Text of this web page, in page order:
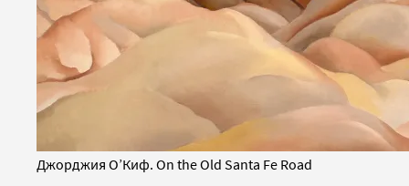
Джорджия О’Киф. On the Old Santa Fe Road